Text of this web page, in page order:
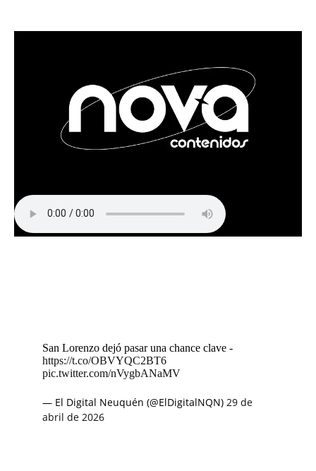
San Lorenzo dejó pasar una chance clave -
https://t.co/OBVYQC2BT6
pic.twitter.com/nVygbANaMV
— El Digital Neuquén (@ElDigitalNQN) 29 de
abril de 2026